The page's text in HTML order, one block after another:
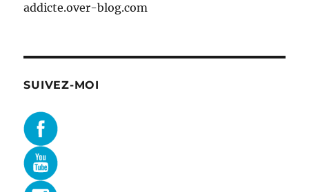
addicte.over-blog.com
SUIVEZ-MOI